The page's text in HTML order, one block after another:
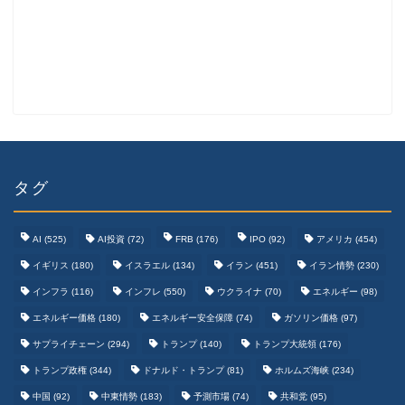
タグ
AI (525) AI投資 (72) FRB (176) IPO (92) アメリカ (454)
イギリス (180) イスラエル (134) イラン (451) イラン情勢 (230)
インフラ (116) インフレ (550) ウクライナ (70) エネルギー (98)
エネルギー価格 (180) エネルギー安全保障 (74) ガソリン価格 (97)
サプライチェーン (294) トランプ(140) トランプ大統領 (176)
トランプ政権 (344) ドナルド・トランプ(81) ホルムズ海峡 (234)
中国 (92) 中東情勢 (183) 予測市場 (74) 共和党 (95)